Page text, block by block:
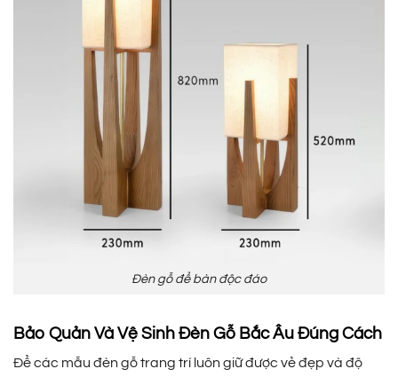
Đèn gỗ để bàn độc đáo
Bảo Quản Và Vệ Sinh Đèn Gỗ Bắc Âu Đúng Cách
Để các mẫu đèn gỗ trang trí luôn giữ được vẻ đẹp và độ